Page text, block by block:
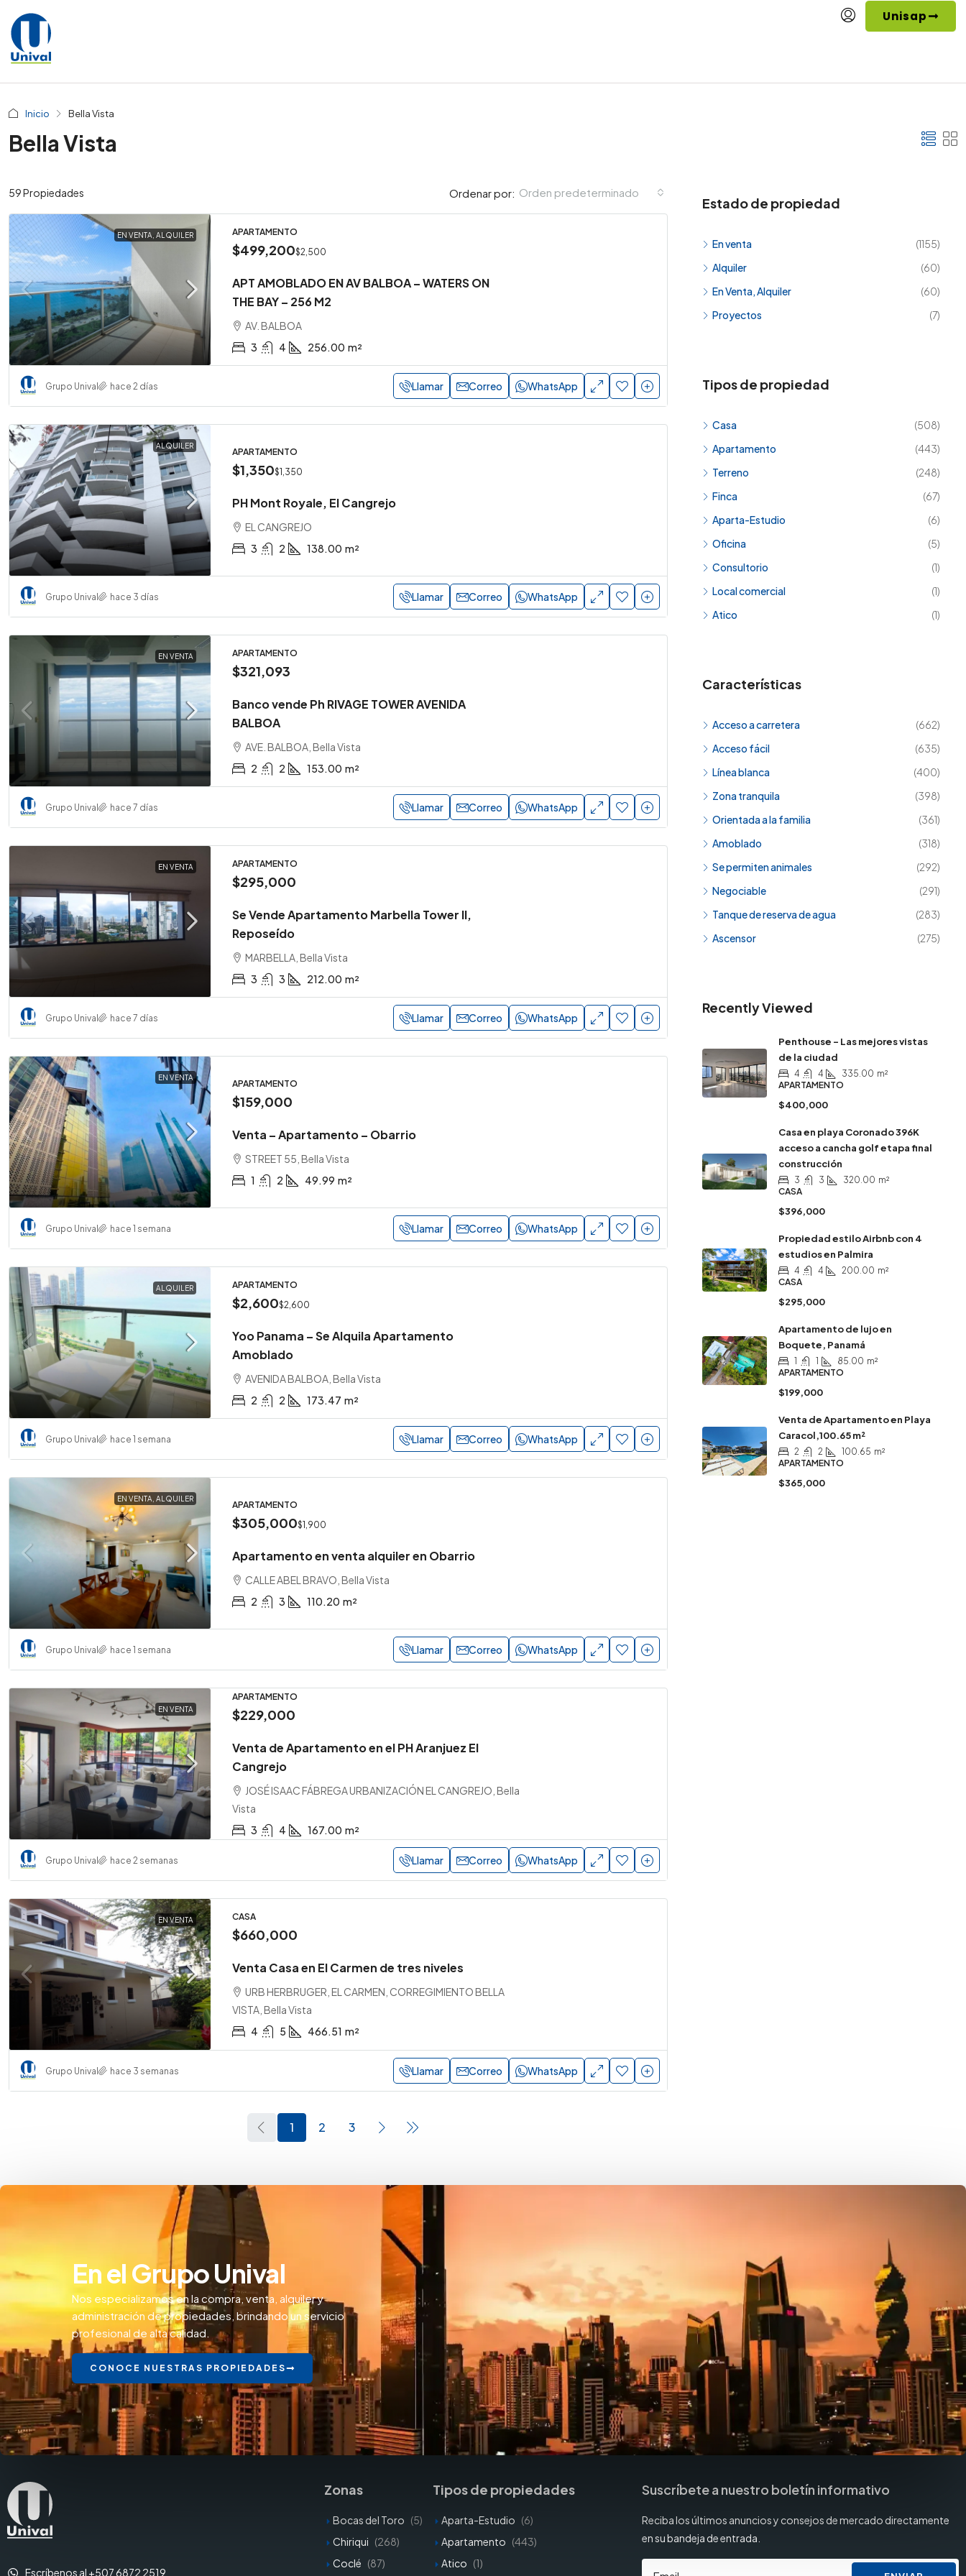
Unisap
Inicio Bella Vista
Bella Vista
59 Propiedades Ordenar por: Orden predeterminado
EN VENTA, ALQUILER APARTAMENTO
$499,200$2,500
APT AMOBLADO EN AV BALBOA – WATERS ON
THE BAY – 256 M2
AV. BALBOA
3
4 256.00 m²
Grupo Unival hace 2 días Llamar Correo WhatsApp
ALQUILER
APARTAMENTO
$1,350$1,350
PH Mont Royale, El Cangrejo
EL CANGREJO
3
2 138.00 m²
Grupo Unival hace 3 días Llamar Correo WhatsApp
EN VENTA APARTAMENTO
$321,093
Banco vende Ph RIVAGE TOWER AVENIDA
BALBOA
AVE. BALBOA, Bella Vista
2
2 153.00 m²
Grupo Unival hace 7 días Llamar Correo WhatsApp
EN VENTA APARTAMENTO
$295,000
Se Vende Apartamento Marbella Tower II,
Reposeído
MARBELLA, Bella Vista
3
3 212.00 m²
Grupo Unival hace 7 días Llamar Correo WhatsApp
EN VENTA
APARTAMENTO
$159,000
Venta – Apartamento – Obarrio
STREET 55, Bella Vista
1
2 49.99 m²
Grupo Unival hace 1 semana Llamar Correo WhatsApp
ALQUILER APARTAMENTO
$2,600$2,600
Yoo Panama – Se Alquila Apartamento
Amoblado
AVENIDA BALBOA, Bella Vista
2
2 173.47 m²
Grupo Unival hace 1 semana Llamar Correo WhatsApp
EN VENTA, ALQUILER
APARTAMENTO
$305,000$1,900
Apartamento en venta alquiler en Obarrio
CALLE ABEL BRAVO, Bella Vista
2
3 110.20 m²
Grupo Unival hace 1 semana Llamar Correo WhatsApp
EN VENTA
APARTAMENTO
$229,000
Venta de Apartamento en el PH Aranjuez El
Cangrejo
JOSÉ ISAAC FÁBREGA URBANIZACIÓN EL CANGREJO, Bella
Vista
3
4 167.00 m²
Grupo Unival hace 2 semanas Llamar Correo WhatsApp
EN VENTA CASA
$660,000
Venta Casa en El Carmen de tres niveles
URB HERBRUGER, EL CARMEN, CORREGIMIENTO BELLA
VISTA, Bella Vista
4
5 466.51 m²
Grupo Unival hace 3 semanas Llamar Correo WhatsApp
1 2 3
Estado de propiedad
En venta
(1155)
Alquiler
(60)
En Venta, Alquiler
(60)
Proyectos
(7)
Tipos de propiedad
Casa
(508)
Apartamento
(443)
Terreno
(248)
Finca
(67)
Aparta-Estudio
(6)
Oficina
(5)
Consultorio
(1)
Local comercial
(1)
Atico
(1)
Características
Acceso a carretera
(662)
Acceso fácil
(635)
Línea blanca
(400)
Zona tranquila
(398)
Orientada a la familia
(361)
Amoblado
(318)
Se permiten animales
(292)
Negociable
(291)
Tanque de reserva de agua
(283)
Ascensor
(275)
Recently Viewed
Penthouse – Las mejores vistas
de la ciudad
4 4 335.00 m²
APARTAMENTO
$400,000
Casa en playa Coronado 396K
acceso a cancha golf etapa final
construcción
3 3 320.00 m²
CASA
$396,000
Propiedad estilo Airbnb con 4
estudios en Palmira
4 4 200.00 m²
CASA
$295,000
Apartamento de lujo en
Boquete, Panamá
1 1 85.00 m²
APARTAMENTO
$199,000
Venta de Apartamento en Playa
Caracol,100.65 m²
2 2 100.65 m²
APARTAMENTO
$365,000
En el Grupo Unival
Nos especializamos en la compra, venta, alquiler y
administración de propiedades, brindando un servicio
profesional de alta calidad.
CONOCE NUESTRAS PROPIEDADES
Escríbenos al +507 6872 2519
Zonas
Bocas del Toro (5)
Chiriqui (268)
Coclé (87)
Tipos de propiedades
Aparta-Estudio (6)
Apartamento (443)
Atico (1)
Suscríbete a nuestro boletín informativo
Reciba los últimos anuncios y consejos de mercado directamente
en su bandeja de entrada.